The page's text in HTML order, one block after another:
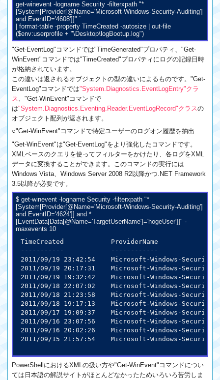
get-winevent -logname Security -filterxpath "*
[System[Provider[@Name='Microsoft-Windows-Security-Auditing']
and EventID='4608']]" `
| format-table -property TimeCreated -autosize | out-file
($env:userprofile + "\Desktop\logBootup.log")
"Get-EventLog"コマンドでは"TimeGenerated"プロパティ、"Get-
WinEvent"コマンドでは"TimeCreated"プロパティにログの記録日時
が格納されています。
この違いは返されるオブジェクトの型の違いによるものです。"Get-
EventLog"コマンドでは"System.Diagnostics.EventLogEntry"クラ
ス
、"Get-WinEvent"コマンドで
は"System.Diagnostics.Eventing.Reader.EventLogRecord"クラスの
オブジェクト配列が返されます。
○"Get-WinEvent"コマンドで特定ユーザーのログオン履歴を抽出
"Get-WinEvent"は"Get-EventLog"をより強化したコマンドです。
XMLベースのクエリを使ってフィルターをかけたり、各ログをXML
データに変換することができます。このコマンドの実行には
Windows Vista、Windows Server 2008 R2以降かつ.NET Framework
3.5以降が必要です。
$ get-winevent -logname Security -filterxpath "*
[System[Provider[@Name='Microsoft-Windows-Security-Auditing']
and EventID='4624']] and *
[EventData[Data[@Name='TargetUserName']='hogeUser']]" -
maxevents 10
TimeCreated            ProviderName
-----------            ------------
2011/09/19 23:42:54    Microsoft-Windows-Security...
2011/09/19 20:17:31    Microsoft-Windows-Security...
2011/09/19 19:32:42    Microsoft-Windows-Security...
2011/09/18 22:07:02    Microsoft-Windows-Security...
2011/09/18 21:23:58    Microsoft-Windows-Security...
2011/09/18 19:17:13    Microsoft-Windows-Security...
2011/09/17 19:09:37    Microsoft-Windows-Security...
2011/09/16 23:07:56    Microsoft-Windows-Security...
2011/09/16 20:02:26    Microsoft-Windows-Security...
PowerShellにおけるXMLの扱い方や"Get-WinEvent"コマンドについ
ては日本語の解説サイトがほとんどなかったためいろいろ苦労しま